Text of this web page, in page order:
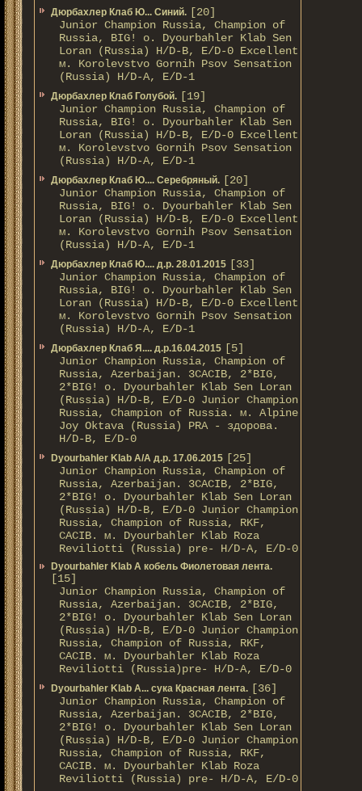
Дюрбахлер Клаб Ю... Синий. [20]
Junior Champion Russia, Champion of
Russia, BIG! о. Dyourbahler Klab Sen
Loran (Russia) H/D-B, E/D-0 Excellent
м. Korolevstvo Gornih Psov Sensation
(Russia) H/D-A, E/D-1
Дюрбахлер Клаб Голубой. [19]
Junior Champion Russia, Champion of
Russia, BIG! о. Dyourbahler Klab Sen
Loran (Russia) H/D-B, E/D-0 Excellent
м. Korolevstvo Gornih Psov Sensation
(Russia) H/D-A, E/D-1
Дюрбахлер Клаб Ю.... Серебряный. [20]
Junior Champion Russia, Champion of
Russia, BIG! о. Dyourbahler Klab Sen
Loran (Russia) H/D-B, E/D-0 Excellent
м. Korolevstvo Gornih Psov Sensation
(Russia) H/D-A, E/D-1
Дюрбахлер Клаб Ю.... д.р. 28.01.2015 [33]
Junior Champion Russia, Champion of
Russia, BIG! о. Dyourbahler Klab Sen
Loran (Russia) H/D-B, E/D-0 Excellent
м. Korolevstvo Gornih Psov Sensation
(Russia) H/D-A, E/D-1
Дюрбахлер Клаб Я.... д.р.16.04.2015 [5]
Junior Champion Russia, Champion of
Russia, Azerbaijan. 3CACIB, 2*BIG,
2*BIG! о. Dyourbahler Klab Sen Loran
(Russia) H/D-B, E/D-0 Junior Champion
Russia, Champion of Russia. м. Alpine
Joy Oktava (Russia) PRA - здорова.
H/D-B, E/D-0
Dyourbahler Klab A/А д.р. 17.06.2015 [25]
Junior Champion Russia, Champion of
Russia, Azerbaijan. 3CACIB, 2*BIG,
2*BIG! о. Dyourbahler Klab Sen Loran
(Russia) H/D-B, E/D-0 Junior Champion
Russia, Champion of Russia, RKF,
CACIB. м. Dyourbahler Klab Roza
Reviliotti (Russia) pre- H/D-A, E/D-0
Dyourbahler Klab A кобель Фиолетовая лента.
[15]
Junior Champion Russia, Champion of
Russia, Azerbaijan. 3CACIB, 2*BIG,
2*BIG! о. Dyourbahler Klab Sen Loran
(Russia) H/D-B, E/D-0 Junior Champion
Russia, Champion of Russia, RKF,
CACIB. м. Dyourbahler Klab Roza
Reviliotti (Russia)pre- H/D-A, E/D-0
Dyourbahler Klab A... сука Красная лента. [36]
Junior Champion Russia, Champion of
Russia, Azerbaijan. 3CACIB, 2*BIG,
2*BIG! о. Dyourbahler Klab Sen Loran
(Russia) H/D-B, E/D-0 Junior Champion
Russia, Champion of Russia, RKF,
CACIB. м. Dyourbahler Klab Roza
Reviliotti (Russia) pre- H/D-A, E/D-0